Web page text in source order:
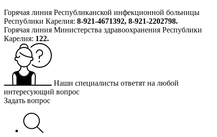
Горячая линия Республиканской инфекционной больницы
Республики Карелия: 8-921-4671392, 8-921-2202798.
Горячая линия Министерства здравоохранения Республики
Карелия: 122.
Наши специалисты ответят на любой
интересующий вопрос
Задать вопрос